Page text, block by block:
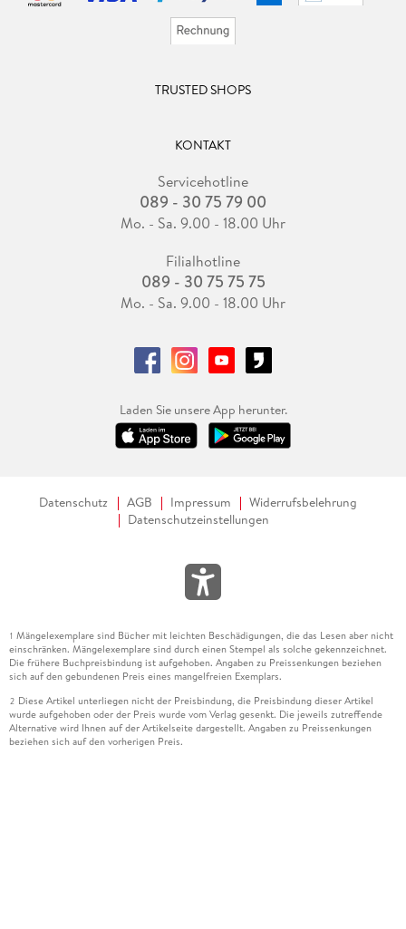
TRUSTED SHOPS
KONTAKT
Servicehotline
089 - 30 75 79 00
Mo. - Sa. 9.00 - 18.00 Uhr
Filialhotline
089 - 30 75 75 75
Mo. - Sa. 9.00 - 18.00 Uhr
Laden Sie unsere App herunter.
Datenschutz AGB Impressum
Widerrufsbelehrung
Datenschutzeinstellungen
1 Mängelexemplare sind Bücher mit leichten Beschädigungen, die das Lesen aber nicht
einschränken. Mängelexemplare sind durch einen Stempel als solche gekennzeichnet.
Die frühere Buchpreisbindung ist aufgehoben. Angaben zu Preissenkungen beziehen
sich auf den gebundenen Preis eines mangelfreien Exemplars.
2 Diese Artikel unterliegen nicht der Preisbindung, die Preisbindung dieser Artikel
wurde aufgehoben oder der Preis wurde vom Verlag gesenkt. Die jeweils zutreffende
Alternative wird Ihnen auf der Artikelseite dargestellt. Angaben zu Preissenkungen
beziehen sich auf den vorherigen Preis.